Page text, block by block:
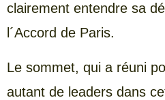
clairement entendre sa
l´Accord de Paris.
Le sommet, qui a réuni
autant de leaders dans